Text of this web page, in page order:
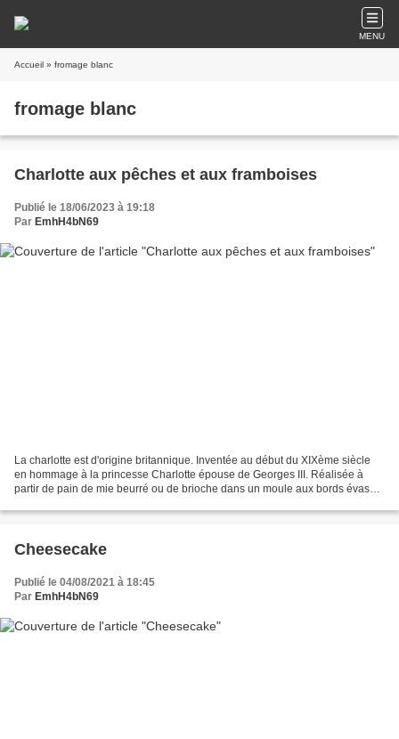
MENU
Accueil » fromage blanc
fromage blanc
Charlotte aux pêches et aux framboises
Publié le 18/06/2023 à 19:18
Par EmhH4bN69
La charlotte est d'origine britannique. Inventée au début du XIXème siècle
en hommage à la princesse Charlotte épouse de Georges III. Réalisée à
partir de pain de mie beurré ou de brioche dans un moule aux bords évasés,
Cheesecake
Publié le 04/08/2021 à 18:45
Par EmhH4bN69